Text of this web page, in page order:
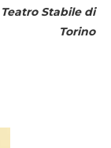
Teatro Stabile di
Torino